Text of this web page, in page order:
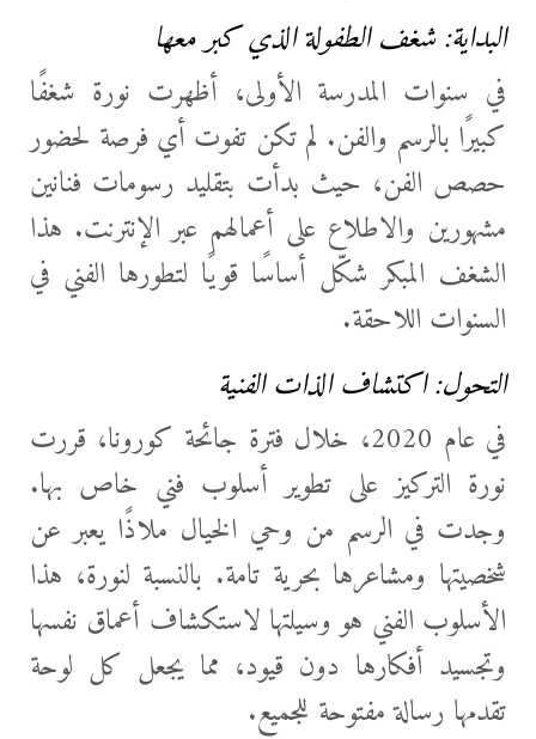
البداية: شغف الطفولة الذي كبر معها
في سنوات المدرسة الأولى، أظهرت نورة شغفًا
كبيرًا بالرسم والفن. لم تكن تفوت أي فرصة لحضور
حصص الفن، حيث بدأت بتقليد رسومات فنانين
مشهورين والاطلاع على أعمالهم عبر الإنترنت. هذا
الشغف المبكر شكّل أساسًا قويًا لتطورها الفني في
السنوات اللاحقة.
التحول: اكتشاف الذات الفنية
في عام 2020، خلال فترة جائحة كورونا، قررت
نورة التركيز على تطوير أسلوب فني خاص بها.
وجدت في الرسم من وحي الخيال ملاذًا يعبر عن
شخصيتها ومشاعرها بحرية تامة. بالنسبة لنورة، هذا
الأسلوب الفني هو وسيلتها لاستكشاف أعماق نفسها
وتجسيد أفكارها دون قيود، مما يجعل كل لوحة
تقدمها رسالة مفتوحة للجميع.